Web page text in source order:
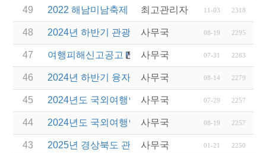
49 2022 해남미남축제 연계 차량비 지원 사업 변경 안내
최고관리자 11-03 2318
48 2024년 하반기 관광진흥개발기금 이차보전 지원 지
사무국 08-19 2295
47 여행피해신고공고 사무국 07-31 2283
46 2024년 하반기 융자 예산 집행계획 관련 안내
사무국 08-14 2279
45 2024년도 국외여행인솔자(T/C) 소양교육(3차) 실
사무국 07-29 2257
44 2024년도 국외여행인솔자(T/C) 교육 일정 변경 안내
사무국 08-19 2257
43 2025년 경상북도 관광서비스 시설환경개선 사업 공
사무국 01-21 2250